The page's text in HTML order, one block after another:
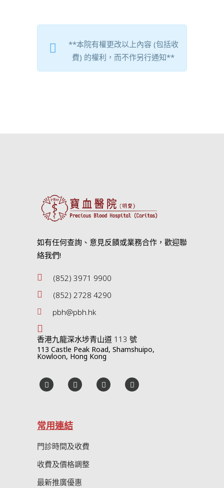
**本院有權更改以上內容 (包括收
費) 的權利，而不作另行通知**
如有任何查詢、意見反饋或業務合作，歡迎聯
絡我們!
(852) 3971 9900
(852) 2728 4290
pbh@pbh.hk
香港九龍深水埗青山道 113 號
113 Castle Peak Road, Shamshuipo,
Kowloon, Hong Kong
常用連結
門診時間及收費
收費及價格調整
最新推廣優惠